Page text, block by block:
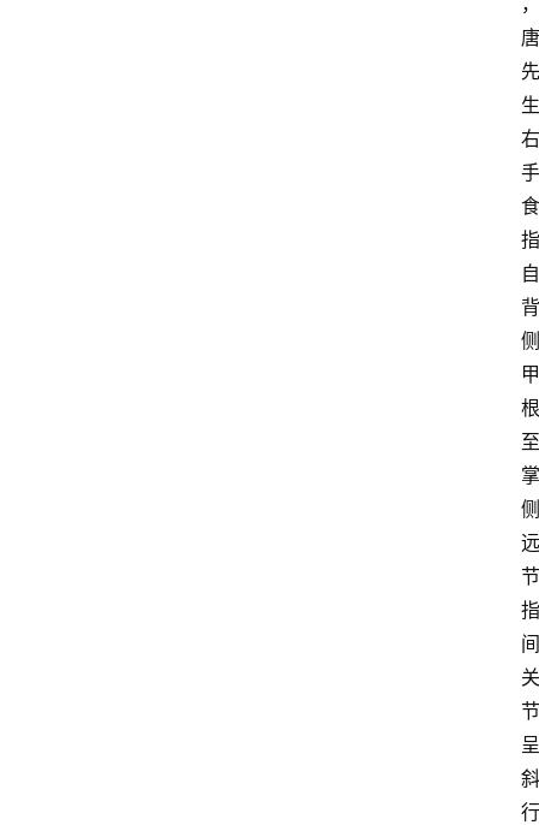
唐
先
生
右
手
食
指
自
背
侧
甲
根
至
掌
侧
远
节
指
间
关
节
呈
斜
行